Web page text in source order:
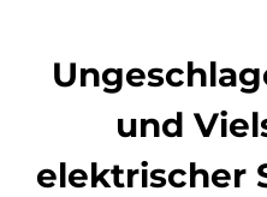
und
elektrischer